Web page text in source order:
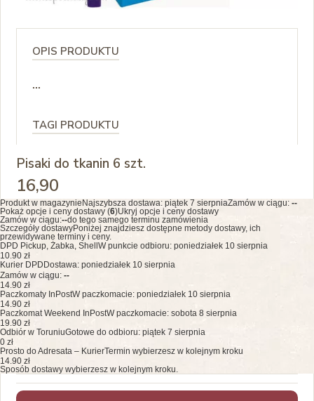
OPIS PRODUKTU
...
TAGI PRODUKTU
Pisaki do tkanin 6 szt.
16,90
Produkt w magazynie Najszybsza dostawa: piątek 7 sierpniaZamów w ciągu: --
Pokaż opcje i ceny dostawy (6)Ukryj opcje i ceny dostawy
Zamów w ciągu:--do tego samego terminu zamówienia
Szczegóły dostawyPoniżej znajdziesz dostępne metody dostawy, ich
przewidywane terminy i ceny.
DPD Pickup, Żabka, Shell W punkcie odbioru: poniedziałek 10 sierpnia
10.90 zł
Kurier DPD Dostawa: poniedziałek 10 sierpnia
Zamów w ciągu: --
14.90 zł
Paczkomaty InPostW paczkomacie: poniedziałek 10 sierpnia
14.90 zł
Paczkomat Weekend InPostW paczkomacie: sobota 8 sierpnia
19.90 zł
Odbiór w ToruniuGotowe do odbioru: piątek 7 sierpnia
0 zł
Prosto do Adresata – KurierTermin wybierzesz w kolejnym kroku
14.90 zł
Sposób dostawy wybierzesz w kolejnym kroku.